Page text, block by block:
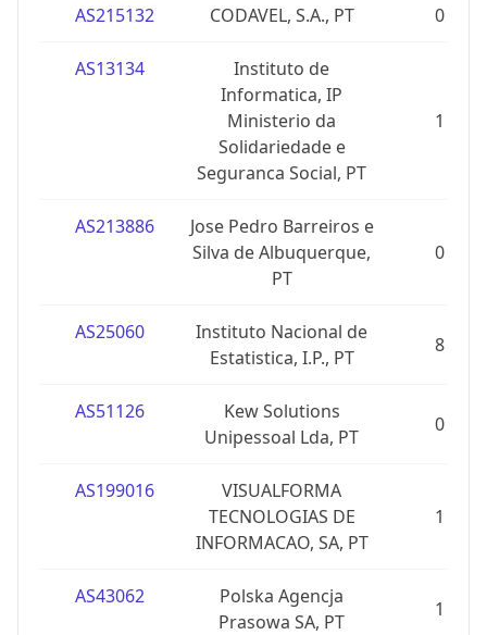
AS215132 CODAVEL, S.A., PT 0
AS13134
Instituto de
Informatica, IP
Ministerio da
Solidariedade e
Seguranca Social, PT
1
AS213886
Jose Pedro Barreiros e
Silva de Albuquerque,
PT
0
AS25060
Instituto Nacional de
Estatistica, I.P., PT
8
AS51126
Kew Solutions
Unipessoal Lda, PT
0
AS199016
VISUALFORMA
TECNOLOGIAS DE
INFORMACAO, SA, PT
1
AS43062
Polska Agencja
Prasowa SA, PT
1